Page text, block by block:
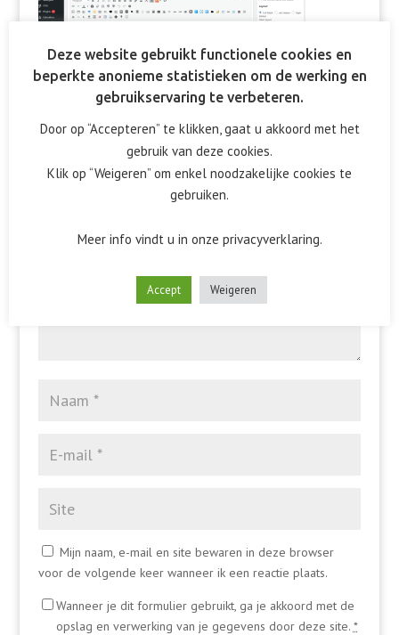
Reactie verzenden
Het e-mailadres wordt niet gepubliceerd. Vereiste velden
Mijn naam, e-mail en site bewaren in deze browser
voor de volgende keer wanneer ik een reactie plaats.
Wanneer je dit formulier gebruikt, ga je akkoord met de
opslag en verwerking van je gegevens door deze site. *
Deze website gebruikt functionele cookies en
beperkte anonieme statistieken om de werking en
gebruikservaring te verbeteren.
Door op “Accepteren” te klikken, gaat u akkoord met het
gebruik van deze cookies.
Klik op “Weigeren” om enkel noodzakelijke cookies te
gebruiken.
Meer info vindt u in onze privacyverklaring.
Accept Weigeren